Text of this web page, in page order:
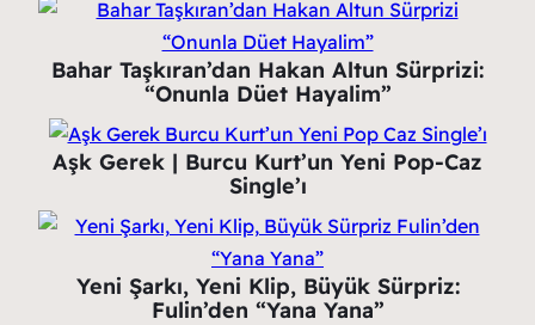
Bahar Taşkıran’dan Hakan Altun Sürprizi:
“Onunla Düet Hayalim”
Aşk Gerek | Burcu Kurt’un Yeni Pop-Caz
Single’ı
Yeni Şarkı, Yeni Klip, Büyük Sürpriz:
Fulin’den “Yana Yana”